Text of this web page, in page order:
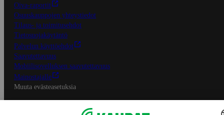
Oiva-raportit
Osuuskauppojen yhteystiedot
Tilaus- ja toimitusehdot
Tietosuojakäytäntö
Palvelun käyttöehdot
Saavutettavuus
Mobiilisovelluksen saavutettavuus
Mainostajalle
Muuta evästeasetuksia